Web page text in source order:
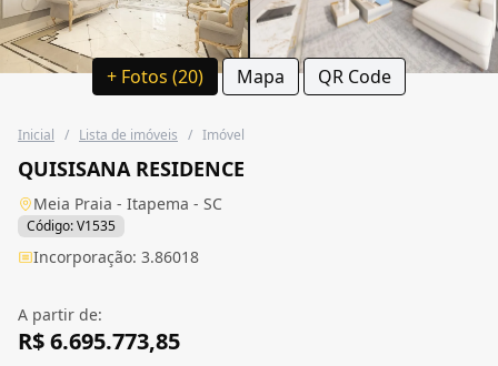
+ Fotos (20) Mapa QR Code
Inicial / Lista de imóveis / Imóvel
QUISISANA RESIDENCE
Meia Praia - Itapema - SC
Código: V1535
Incorporação: 3.86018
A partir de:
R$ 6.695.773,85